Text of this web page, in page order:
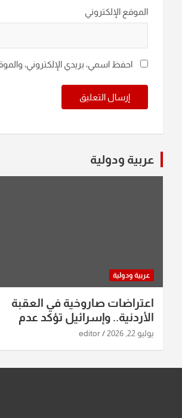
الموقع الإلكتروني
احفظ اسمي، بريدي الإلكتروني،
عربية ودولية
عربية ودولية
اعتراضات صاروخية في العقبة
الأردنية.. وإسرائيل تؤكد عدم
استهدافها
يوليو 22, 2026 editor